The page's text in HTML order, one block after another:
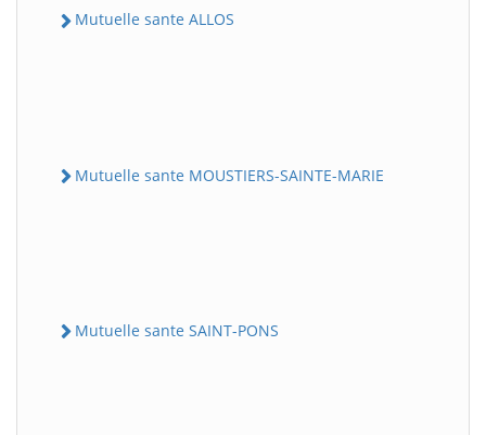
Mutuelle sante ALLOS
Mutuelle sante MOUSTIERS-SAINTE-MARIE
Mutuelle sante SAINT-PONS